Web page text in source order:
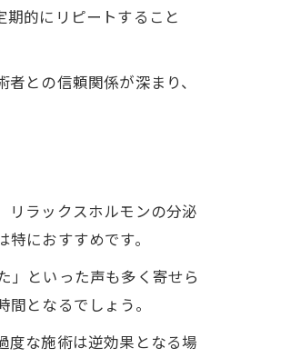
的にリピートすること
との信頼関係が深まり、
リラックスホルモンの分泌
におすすめです。
」といった声も多く寄せら
となるでしょう。
度な施術は逆効果となる場